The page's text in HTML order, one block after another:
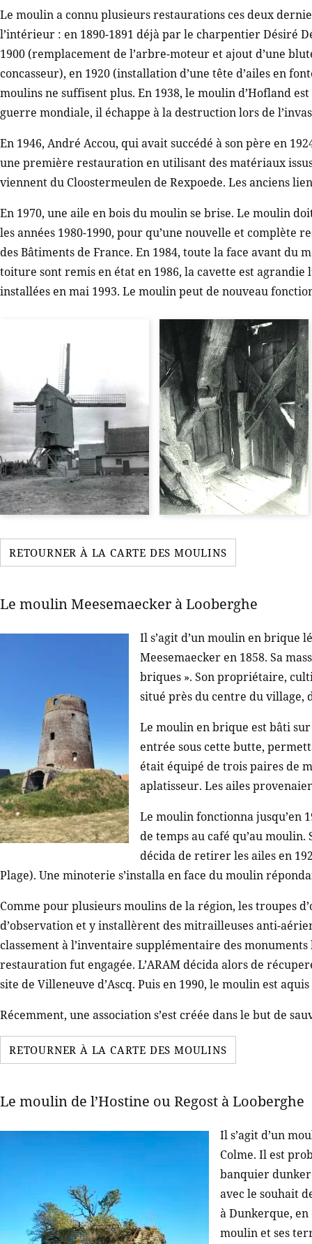
Le moulin a connu plusieurs restaurations ces deux
l’intérieur : en 1890-1891 déjà par le charpentier Désiré
1900 (remplacement de l’arbre-moteur et ajout d’une
concasseur), en 1920 (installation d’une tête d’ailes en
moulins ne suffisent plus. En 1938, le moulin d’Hofland
guerre mondiale, il échappe à la destruction lors de
En 1946, André Accou, qui avait succédé à son père en
une première restauration en utilisant des matériaux
viennent du Cloostermeulen de Rexpoede. Les anciens
En 1970, une aile en bois du moulin se brise. Le moulin
les années 1980-1990, pour qu’une nouvelle et
des Bâtiments de France. En 1984, toute la face avant du
toiture sont remis en état en 1986, la cavette est agrandie
installées en mai 1993. Le moulin peut de nouveau
RETOURNER À LA CARTE DES MOULINS
Le moulin Meesemaecker à Looberghe
Il s’agit d’un moulin en brique
Meesemaecker en 1858. Sa
briques ». Son propriétaire,
situé près du centre du village,
Le moulin en brique est bâti
entrée sous cette butte,
était équipé de trois paires de
aplatisseur. Les ailes
Le moulin fonctionna jusqu’en
de temps au café qu’au
décida de retirer les ailes en
Plage). Une minoterie s’installa en face du moulin
Comme pour plusieurs moulins de la région, les troupes
d’observation et y installèrent des mitrailleuses anti-
classement à l’inventaire supplémentaire des
restauration fut engagée. L’ARAM décida alors de
site de Villeneuve d’Ascq. Puis en 1990, le moulin est
Récemment, une association s’est créée dans le but de
RETOURNER À LA CARTE DES MOULINS
Le moulin de l’Hostine ou Regost à Looberghe
Il s’agit d’un
Colme. Il est
banquier
avec le souhait
à Dunkerque,
moulin et ses